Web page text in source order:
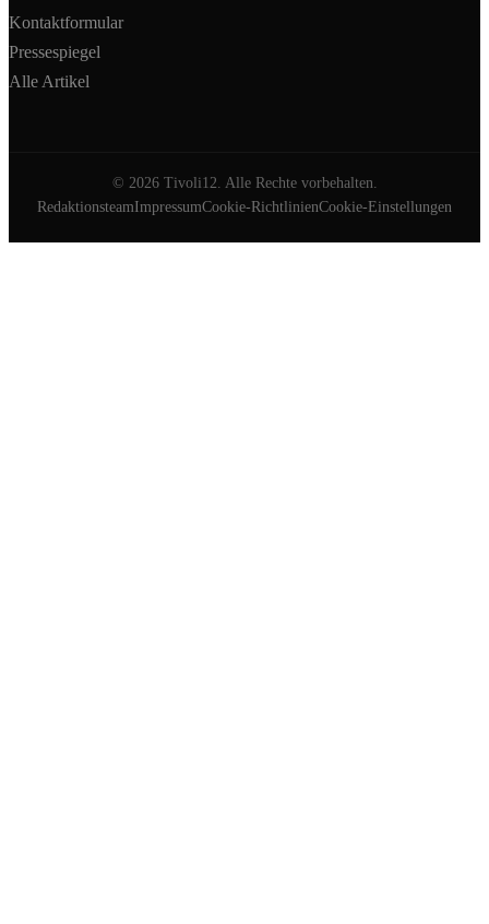
Kontaktformular
Pressespiegel
Alle Artikel
© 2026Tivoli12. Alle Rechte vorbehalten.
RedaktionsteamImpressumCookie-RichtlinienCookie-Einstellungen